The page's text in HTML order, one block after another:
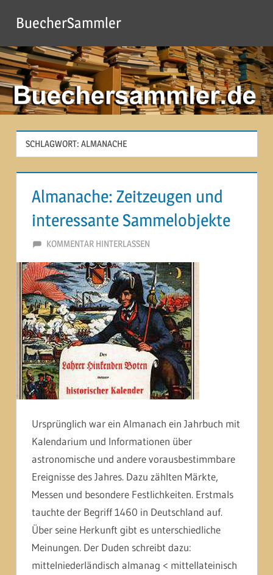
Inhalt
springen
BuecherSammler
SCHLAGWORT: ALMANACHE
Almanache: Zeitzeugen und
interessante Sammelobjekte
29. JUNI 2014
MARTINA BERG
KOMMENTAR HINTERLASSEN
Ursprünglich war ein Almanach ein Jahrbuch mit
Kalendarium und Informationen über
astronomische und andere vorausbestimmbare
Ereignisse des Jahres. Dazu zählten Märkte,
Messen und besondere Festlichkeiten. Erstmals
tauchte der Begriff 1460 in Deutschland auf.
Über seine Herkunft gibt es unterschiedliche
Meinungen. Der Duden schreibt dazu:
mittelniederländisch almanag < mittellateinisch